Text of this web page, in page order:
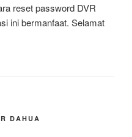
reset password DVR
ini bermanfaat. Selamat
DAHUA